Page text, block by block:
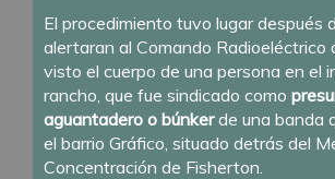
El procedimiento tuvo lugar después
alertaran al Comando Radioeléctrico
visto el cuerpo de una persona en el
rancho, que fue sindicado como
aguantadero o búnkerde una banda
el barrio Gráfico, situado detrás del
Concentración de Fisherton.